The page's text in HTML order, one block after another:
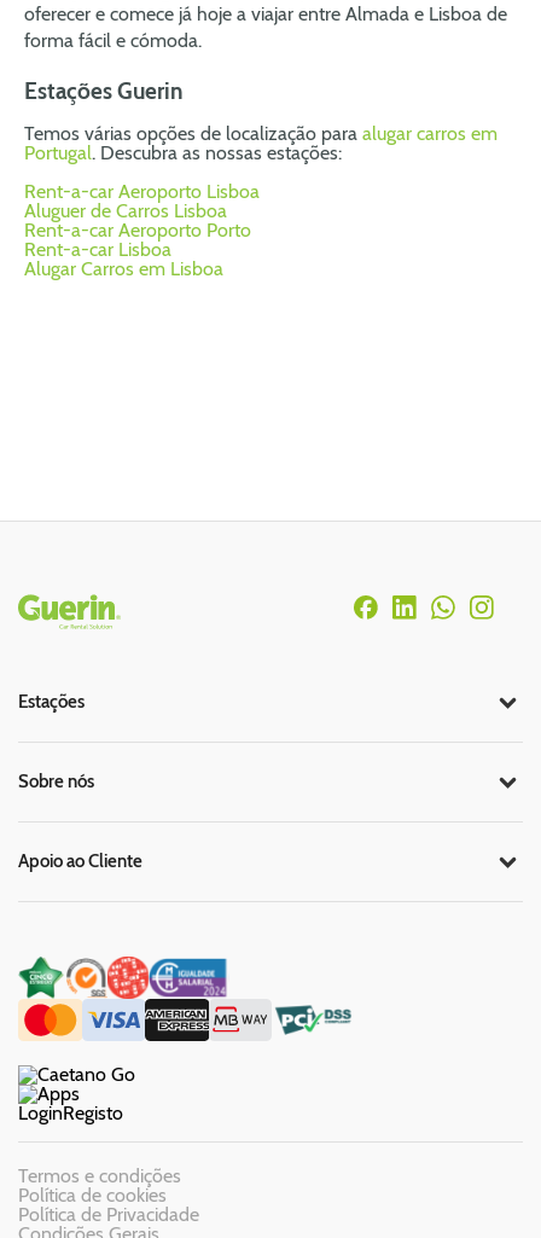
oferecer e comece já hoje a viajar entre Almada e Lisboa de
forma fácil e cómoda.
Estações Guerin
Temos várias opções de localização para alugar carros em
Portugal. Descubra as nossas estações:
Rent-a-car Aeroporto Lisboa
Aluguer de Carros Lisboa
Rent-a-car Aeroporto Porto
Rent-a-car Lisboa
Alugar Carros em Lisboa
Rodapé
Estações
Sobre nós
Apoio ao Cliente
LoginRegisto
Termos e condições
Política de cookies
Política de Privacidade